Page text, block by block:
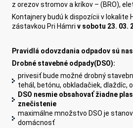
z orezov stromov a kríkov – (BRO),
Kontajnery budú k dispozícii v lokalite
zástavkou Pri Hámriv sobotu 23. 03.
Pravidlá odovzdania odpadov sú
Drobné stavebné odpady(DSO):
privesiť bude možné drobný
tehál, betónu, obkladačiek, dlaždíc,
DSO nesmie obsahovať žiadne
znečistenie
maximálne množstvo DSO je
domácnosť